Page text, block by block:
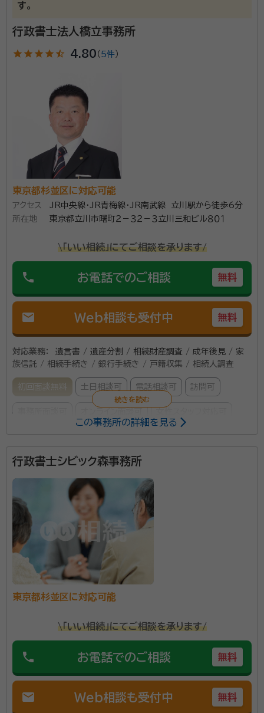
す。
行政書士法人橋立事務所
star star star star star_half 4.80 （ 5件 ）
東京都杉並区に対応可能
アクセス
JR中央線・JR青梅線・JR南武線 立川駅から徒歩6分
所在地
東京都立川市曙町２－３２－３立川三和ビル８０１
\「いい相続」にてご相談を承ります/
phone お電話でのご相談 無料
mail Web相談も受付中 無料
対応業務：
遺言書 / 遺産分割 / 相続財産調査 / 成年後見 / 家
族信託 / 相続手続き / 銀行手続き / 戸籍収集 / 相続人調査
初回面談無料 土日相談可 電話相談可 訪問可
橋立信啓（はしだて のぶひろ）
行政書士・特定行政書士・申請取次
自動車用品商社に入社し、購買・営業・商品開発・マーケティングを
担当した後、大手自動車用品チェーン店の本部担当、自動車メーカーの首
都圏営業の統括を行う。 自動車用品商社の社員時代、平成13年に父が
72歳で突如他界。 その10年後の平成23年に今度は母が74歳でこちら
も突如他界。 二人の突然の死・相続を体験し、親不孝な自分を反省する。
またこの頃より、友人・知人、お取引先の通夜・葬儀に参列する機会も増
え、争族の話を耳にするようになり、行政書士の資格取得を志す。 2016
年4月に昭島市の自宅で 『行政書士 橋立事務所』 として独立開業。
2019年12月に、事務所を立川駅北口に移転。 2023年4月に、個人事
業主から法人化を行い 『行政書士法人橋立事務所』 として活動中。 相続
業務を行い、相続の相談を受ける中で『相続税』に関するご質問を多数寄
民間資格である『相続診断士』の資格を取得。相続診断士との共同セミナ
事務所口コミ（抜粋）：
account_circle ご利用時期：2023/4
行政書士法人橋立事務所は、行政書士資格保有者3名と
補助者3名で業務を行っております。 相続の事でした
携により、お客様の手間を省き、ワンストップでご対応
をさせて頂けます。 通常営業時間は午前9時～午後6時
となっていますが、午後6時以降のご面談や、土日祝日
のご面談も予約制で承っております。 お気軽にご相談
下さい。
資格等：
行政書士・特定行政書士・申請取次行政書士・AFP・ファイ
この事務所の詳細を見る
行政書士シビック森事務所
東京都杉並区に対応可能
\「いい相続」にてご相談を承ります/
phone お電話でのご相談 無料
mail Web相談も受付中 無料